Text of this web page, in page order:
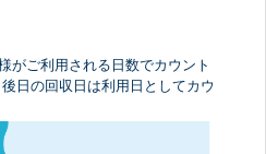
がご利用される日数でカウント
日の回収日は利用日としてカウ